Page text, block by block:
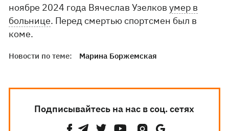
ноябре 2024 года Вячеслав Узелковумер в
больнице. Перед смертью спортсмен был в
коме.
Новости по теме: Марина Боржемская
Подписывайтесь на нас в соц. сетях